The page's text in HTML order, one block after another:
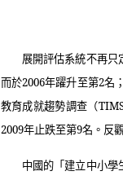
展開評估系統不再只
而於2006年躍升至第2名
教育成就趨勢調查（
2009年止跌至第9名。反
中國的「建立中小學